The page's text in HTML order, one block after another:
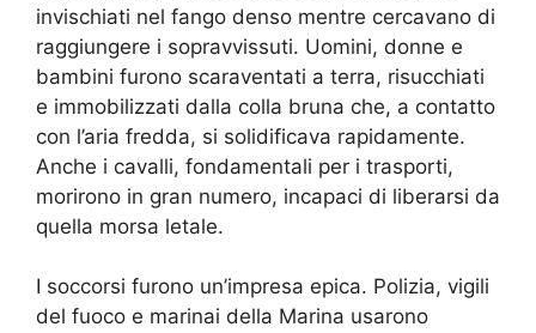
invischiati nel fango denso mentre cercavano di
raggiungere i sopravvissuti. Uomini, donne e
bambini furono scaraventati a terra, risucchiati
e immobilizzati dalla colla bruna che, a contatto
con l’aria fredda, si solidificava rapidamente.
Anche i cavalli, fondamentali per i trasporti,
morirono in gran numero, incapaci di liberarsi da
quella morsa letale.
I soccorsi furono un’impresa epica. Polizia, vigili
del fuoco e marinai della Marina usarono